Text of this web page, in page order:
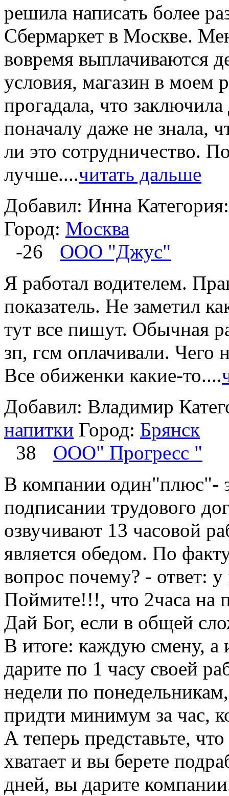
решила написать более
Сбермаркет в Москве.
вовремя выплачиваются
условия, магазин в моем
прогадала, что
поначалу даже не знала,
ли это сотрудничество.
лучше....читать дальше
Добавил: Инна
Город: Москва
-26
ООО "Джус"
Я работал водителем.
показатель. Не заметил
тут все пишут. Обычная
зп, гсм оплачивали. Чего
Все обиженки какие-то....
Добавил: Владимир
напитки Город: Брянск
38
ООО" Прогресс "
В компании один"плюс"-
подписании трудового
озвучивают 13 часовой
является обедом. По
вопрос почему? - ответ: у
Поймите!!!, что 2часа на
Дай Бог, если в общей
В итоге: каждую смену, а
дарите по 1 часу своей
недели по
придти минимум за час,
А теперь представьте,
хватает и вы берете
дней, вы дарите